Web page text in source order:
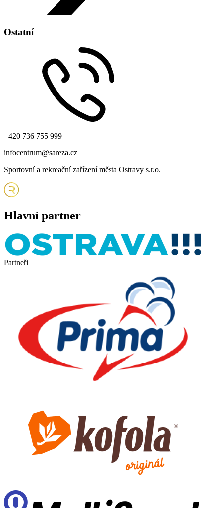
Čkalovova 6144/18 708 00 Ostrava - Poruba
Ostatní
+420 736 755 999
infocentrum@sareza.cz
Sportovní a rekreační zařízení města Ostravy s.r.o.
Hlavní partner
Partneři